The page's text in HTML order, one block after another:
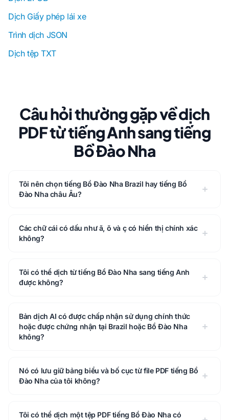
Dịch Giấy phép lái xe
Trình dịch JSON
Dịch tệp TXT
Câu hỏi thường gặp về dịch
PDF từ tiếng Anh sang tiếng
Bồ Đào Nha
Tôi nên chọn tiếng Bồ Đào Nha Brazil hay tiếng Bồ
Đào Nha châu Âu?
Các chữ cái có dấu như ã, õ và ç có hiển thị chính xác
không?
Tôi có thể dịch từ tiếng Bồ Đào Nha sang tiếng Anh
được không?
Bản dịch AI có được chấp nhận sử dụng chính thức
hoặc được chứng nhận tại Brazil hoặc Bồ Đào Nha
không?
Nó có lưu giữ bảng biểu và bố cục từ file PDF tiếng Bồ
Đào Nha của tôi không?
Tôi có thể dịch một tệp PDF tiếng Bồ Đào Nha có